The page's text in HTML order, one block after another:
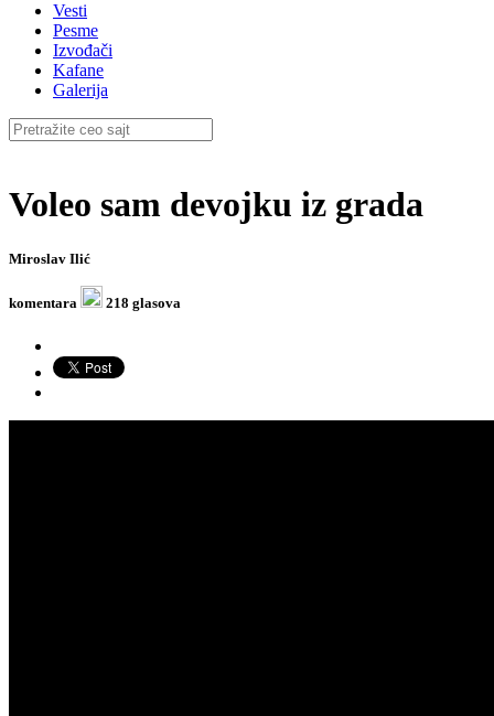
Vesti
Pesme
Izvođači
Kafane
Galerija
Voleo sam devojku iz grada
Miroslav Ilić
komentara 218 glasova